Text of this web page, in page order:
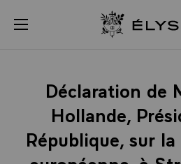
menu
Déclaration de
Hollande,
République, sur
Panneau de gestion des cookies